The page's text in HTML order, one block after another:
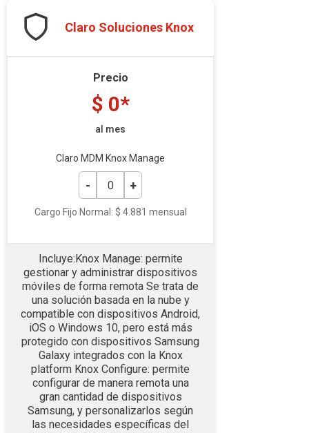
Claro Soluciones Knox
Precio
$ 0*
al mes
Claro MDM Knox Manage
Cargo Fijo Normal: $ 4.881 mensual
Incluye:Knox Manage: permite
gestionar y administrar dispositivos
móviles de forma remota Se trata de
una solución basada en la nube y
compatible con dispositivos Android,
iOS o Windows 10, pero está más
protegido con dispositivos Samsung
Galaxy integrados con la Knox
platform Knox Configure: permite
configurar de manera remota una
gran cantidad de dispositivos
Samsung, y personalizarlos según
las necesidades específicas del